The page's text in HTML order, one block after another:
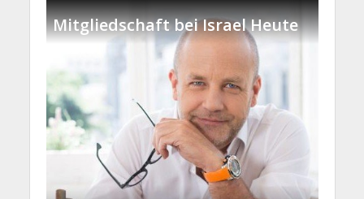
Mitgliedschaft bei Israel Heute